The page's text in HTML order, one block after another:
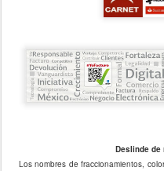
Deslinde
Los nombres de fraccionamientos,